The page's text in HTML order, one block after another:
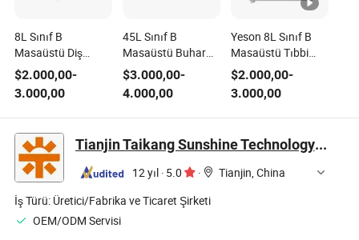
8L Sınıf B
Masaüstü Diş
Hekimliği Buhar
Otoklavı Tıbbi
Ekipman için
$2.000,00-
3.000,00
45L Sınıf B
Masaüstü Buhar
Tıbbi Oto-kilitleme
cihazı
$3.000,00-
4.000,00
Yeson 8L Sınıf B
Masaüstü Tıbbi
Buhar Otoklavı
Sterilizasyon için
$2.000,00-
3.000,00
Tianjin Taikang Sunshine Technology Co., Ltd.
12 yıl · 5.0 ·
Tianjin, China
İş Türü: Üretici/Fabrika ve Ticaret Şirketi
OEM/ODM Servisi